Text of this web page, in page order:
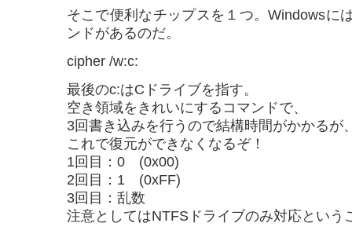
そこで便利なチップスを１つ。Windowsに
ンドがあるのだ。
cipher /w:c:
最後のc:はCドライブを指す。
空き領域をきれいにするコマンドで、
3回書き込みを行うので結構時間がかかるが
これで復元ができなくなるぞ！
1回目：0 (0x00)
2回目：1 (0xFF)
3回目：乱数
注意としてはNTFSドライブのみ対応という